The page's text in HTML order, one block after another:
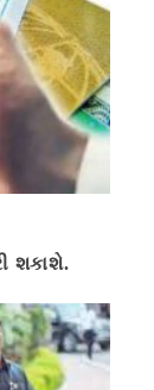
શકાશે.